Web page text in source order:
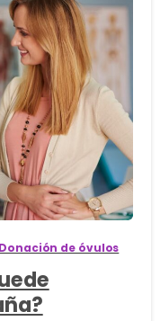
Donación de óvulos